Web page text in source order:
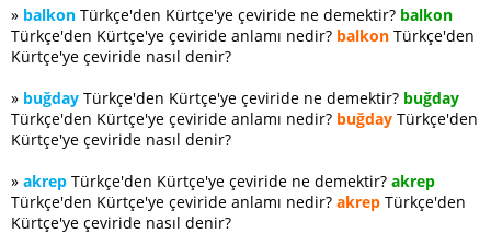
» balkon Türkçe'den Kürtçe'ye çeviride ne demektir? balkon
Türkçe'den Kürtçe'ye çeviride anlamı nedir? balkon Türkçe'den
Kürtçe'ye çeviride nasıl denir?
» buğday Türkçe'den Kürtçe'ye çeviride ne demektir? buğday
Türkçe'den Kürtçe'ye çeviride anlamı nedir? buğday Türkçe'den
Kürtçe'ye çeviride nasıl denir?
» akrep Türkçe'den Kürtçe'ye çeviride ne demektir? akrep
Türkçe'den Kürtçe'ye çeviride anlamı nedir? akrep Türkçe'den
Kürtçe'ye çeviride nasıl denir?